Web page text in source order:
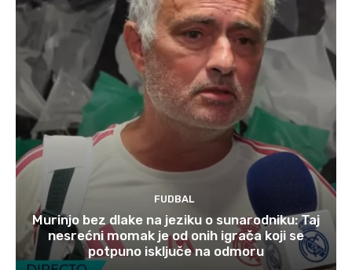
FUDBAL
Murinjo bez dlake na jeziku o sunarodniku: Taj
nesrećni momak je od onih igrača koji se
potpuno isključe na odmoru